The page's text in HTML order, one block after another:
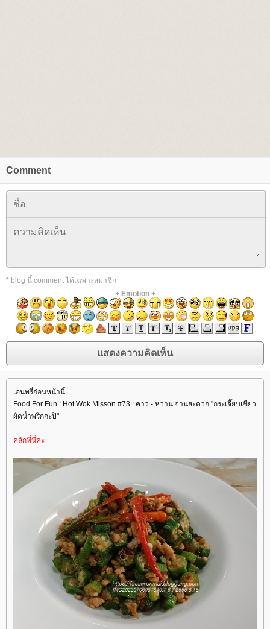
Comment
* blog นี้ comment ได้เฉพาะสมาชิก
+ Emotion+
เอนทรี่ก่อนหน้านี้ ...
Food For Fun : Hot Wok Misson #73 : คาว - หวาน จานสะดวก "กระเจี๊ยบเขียว
ผัดน้ำพริกกะปิ"
คลิกที่นี่ค่ะ